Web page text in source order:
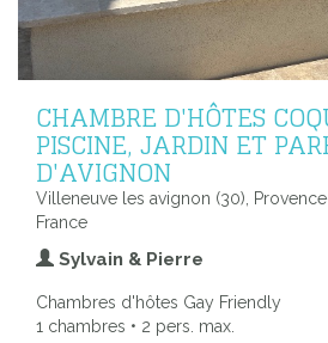
CHAMBRE D'HÔTES
PISCINE, JARDIN ET
D'AVIGNON
Villeneuve les avignon (30),
France
Sylvain & Pierre
Chambres d'hôtes Gay Friendly
1 chambres • 2 pers. max.